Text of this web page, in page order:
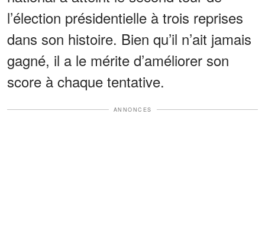
l’élection présidentielle à trois reprises
dans son histoire. Bien qu’il n’ait jamais
gagné, il a le mérite d’améliorer son
score à chaque tentative.
ANNONCES